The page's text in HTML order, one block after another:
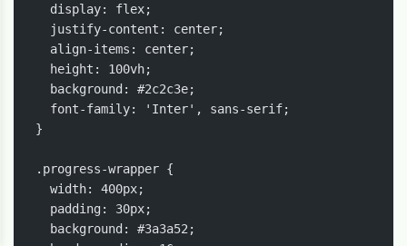
}
.progress-wrapper {
  width: 400px;